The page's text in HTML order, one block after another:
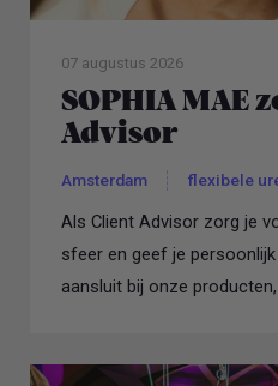
07 augustus 2026
SOPHIA MAE
Advisor
Amsterdam flexibele
Als Client Advisor zorg je
sfeer en geef je
aansluit bij onze